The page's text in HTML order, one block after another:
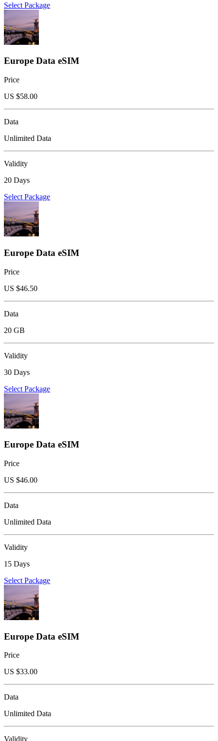
Select Package
Europe Data eSIM
Price
US $58.00
Data
Unlimited Data
Validity
20 Days
Select Package
Europe Data eSIM
Price
US $46.50
Data
20 GB
Validity
30 Days
Select Package
Europe Data eSIM
Price
US $46.00
Data
Unlimited Data
Validity
15 Days
Select Package
Europe Data eSIM
Price
US $33.00
Data
Unlimited Data
Validity